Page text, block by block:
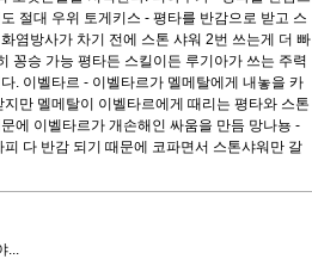
절대 우위 토게키스 - 평타를 반감으로 받고 스
염방사가 차기 전에 스톤 샤워 2번 쓰는게 더 빠
꽁승 가능 평타든 스킬이든 루기아가 쓰는 주력
. 이벨타르 - 이벨타르가 멜메탈에게 내놓을 카
만 멜메탈이 이벨타르에게 때리는 평타와 스톤
에 이벨타르가 개손해인 싸움을 만듬 망나뇽 -
다 반감 되기 때문에 코파면서 스톤샤워만 갈
...